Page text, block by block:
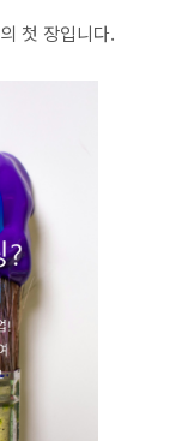
의 첫 장입니다.